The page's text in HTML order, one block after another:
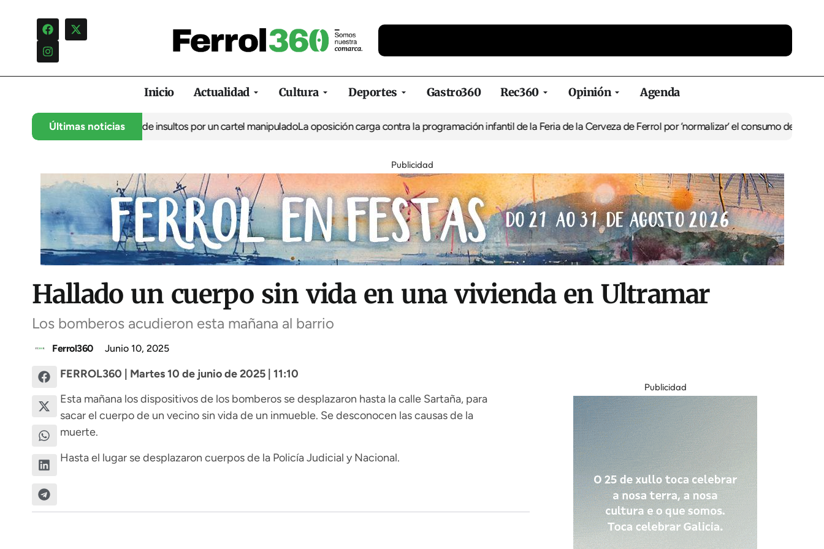
Inicio Actualidad Cultura Deportes Gastro360 Rec360 Opinión Agenda
Últimas noticias
denuncia una campaña de insultos por un cartel manipuladoLa oposición carga contra la programación infantil de la Feria de la Cerveza de Ferrol por ‘normalizar’ el consumo de alcohol
Publicidad
Hallado un cuerpo sin vida en una vivienda en Ultramar
Los bomberos acudieron esta mañana al barrio
Ferrol360 Junio 10, 2025
FERROL360 | Martes 10 de junio de 2025 | 11:10
Esta mañana los dispositivos de los bomberos se desplazaron hasta la calle Sartaña, para
sacar el cuerpo de un vecino sin vida de un inmueble. Se desconocen las causas de la
muerte.
Hasta el lugar se desplazaron cuerpos de la Policía Judicial y Nacional.
Publicidad